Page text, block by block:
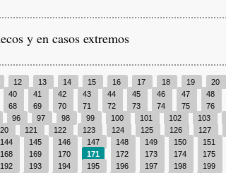
y en casos extremos
12 13 14 15 16 17 18 19 20
40 41 42 43 44 45 46 47 48
68 69 70 71 72 73 74 75 76
96 97 98 99 100 101 102 103
121 122 123 124 125 126 127
144 145 146 147 148 149 150 151
168 169 170 171 172 173 174 175
192 193 194 195 196 197 198 199